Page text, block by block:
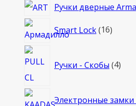
Ручки дверные
Smart Lock 1616
Ручки - Скобы 4
Электронные замки